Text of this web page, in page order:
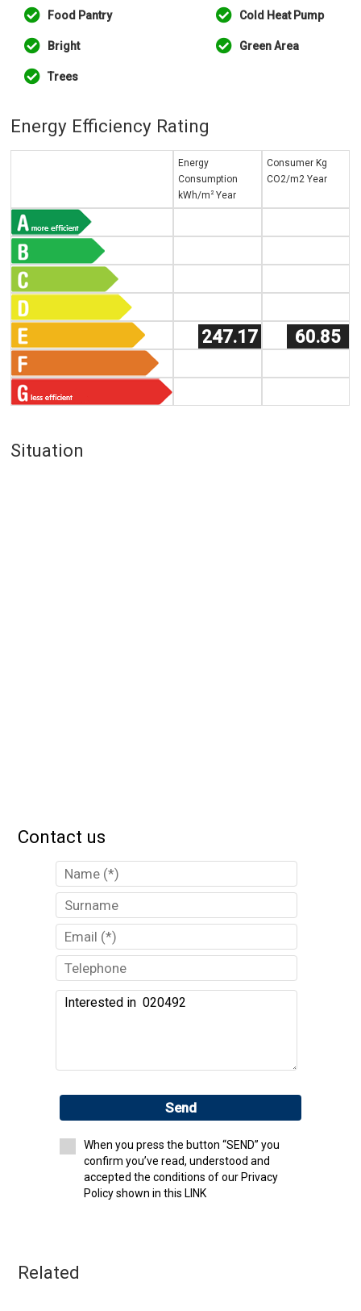
Food Pantry Cold Heat Pump
Bright Green Area
Trees
Energy Efficiency Rating
Energy
Consumption
kWh/m 2Year
Consumer Kg
CO2/m2 Year
247.17 60.85
Situation
Contact us
Send
When you press the button “SEND” you
confirm you’ve read, understood and
accepted the conditions of our Privacy
Policy shown in this LINK
Related